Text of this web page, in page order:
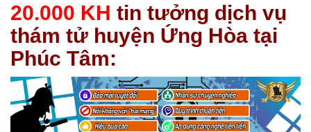
20.000 KH tin tưởng dịch vụ
thám tử huyện Ứng Hòa tại
Phúc Tâm: